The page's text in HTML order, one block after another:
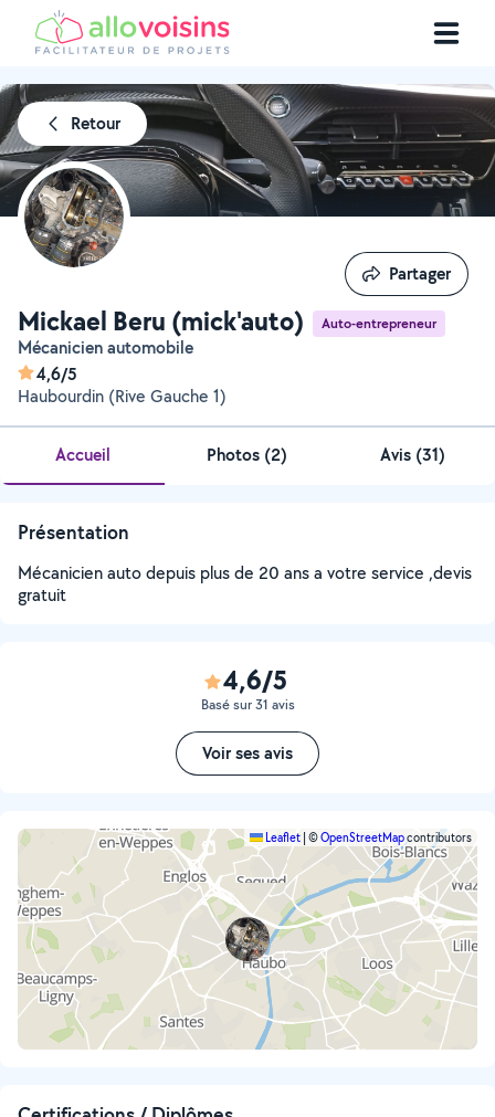
Retour
Mickael Beru (mick'auto) Auto-entrepreneur
Mécanicien automobile
4,6/5
Haubourdin (Rive Gauche 1)
Partager
Partager
Accueil Photos (2) Avis (31)
Présentation
Mécanicien auto depuis plus de 20 ans a votre service ,devis
gratuit
4,6/5
Basé sur 31 avis
Voir ses avis
Leaflet ©OpenStreetMapcontributors